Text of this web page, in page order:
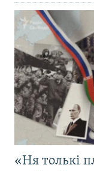
«Ня толькі